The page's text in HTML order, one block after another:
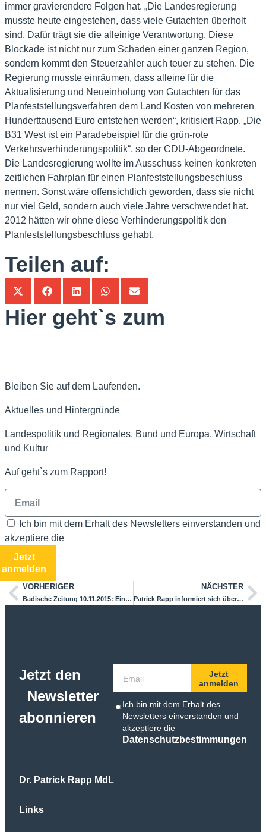
immer gravierendere Folgen hat. „Die Landesregierung
musste heute eingestehen, dass viele Gutachten überholt
sind. Dafür trägt sie die alleinige Verantwortung. Diese
Blockade ist nicht nur zum Schaden einer ganzen Region,
sondern kommt den Steuerzahler auch teuer zu stehen. Die
Regierung musste einräumen, dass alleine für die
Aktualisierung und Neueinholung von Gutachten für das
Planfeststellungsverfahren dem Land Kosten von mehreren
Hunderttausend Euro entstehen werden“, kritisiert Rapp. „Die
B31 West ist ein Paradebeispiel für die grün-rote
Verkehrsverhinderungspolitik“, so der CDU-Abgeordnete.
Die Landesregierung wollte im Ausschuss keinen konkreten
zeitlichen Fahrplan für einen Planfeststellungsbeschluss
nennen. Sonst wäre offensichtlich geworden, dass sie nicht
nur viel Geld, sondern auch viele Jahre verschwendet hat.
2012 hätten wir ohne diese Verhinderungspolitik den
Planfeststellungsbeschluss gehabt.
Teilen auf:
Hier geht`s zum
Bleiben Sie auf dem Laufenden.
Aktuelles und Hintergründe
Landespolitik und Regionales, Bund und Europa, Wirtschaft
und Kultur
Auf geht`s zum Rapport!
Ich bin mit dem Erhalt des Newsletters einverstanden und
akzeptiere die
Jetzt
anmelden
VORHERIGER
Badische Zeitung 10.11.2015: Einstimmung auf die Landtagswahl
NÄCHSTER
Patrick Rapp informiert sich über Wiederaufbau des Feuerwehrgerätehaus in Kandern
Jetzt den
Newsletter
abonnieren
Ich bin mit dem Erhalt des
Newsletters einverstanden und
akzeptiere die
Datenschutzbestimmungen
Jetzt
anmelden
Dr. Patrick Rapp MdL
Links